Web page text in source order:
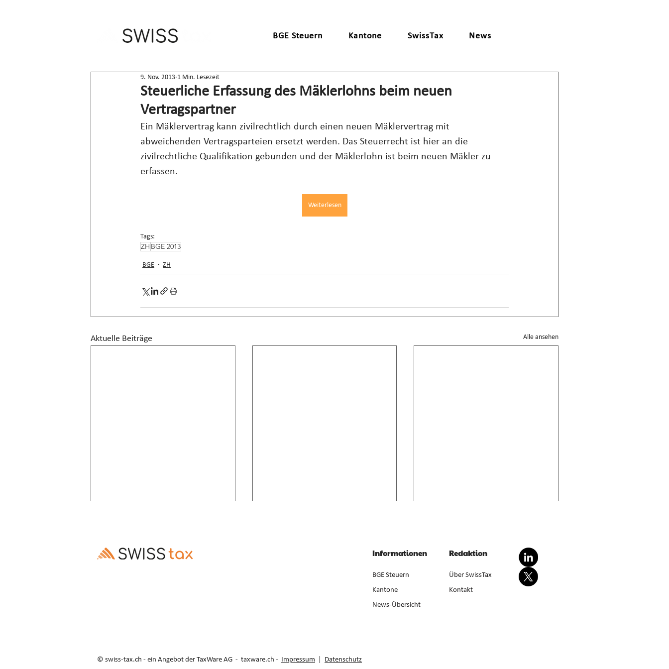
BGE Steuern Kantone SwissTax News
Steuerliche Erfassung des Mäklerlohns beim neuen
Vertragspartner
9. Nov. 2013 1 Min. Lesezeit
Ein Mäklervertrag kann zivilrechtlich durch einen neuen Mäklervertrag mit
abweichenden Vertragsparteien ersetzt werden. Das Steuerrecht ist hier an die
zivilrechtliche Qualifikation gebunden und der Mäklerlohn ist beim neuen Mäkler zu
erfassen.
Weiterlesen
Tags:
ZH BGE 2013
BGE ZH
Aktuelle Beiträge Alle ansehen
Ausschluss des Rentenaufschubs bei
Altersrenten, die Invalidenrenten
Liquidationsgewinn aus
Neubewertung von Anlagevermögen
ist gesondert steuerbar, bei Aufgabe
der Erwerbstätigkeit (E. 5.4.1–5.4.3).
Informationen
BGE Steuern
Kantone
Redaktion
Über SwissTax
Kontakt
News-Übersicht
© swiss-tax.ch - ein Angebot der TaxWare AG - taxware.ch - Impressum Datenschutz